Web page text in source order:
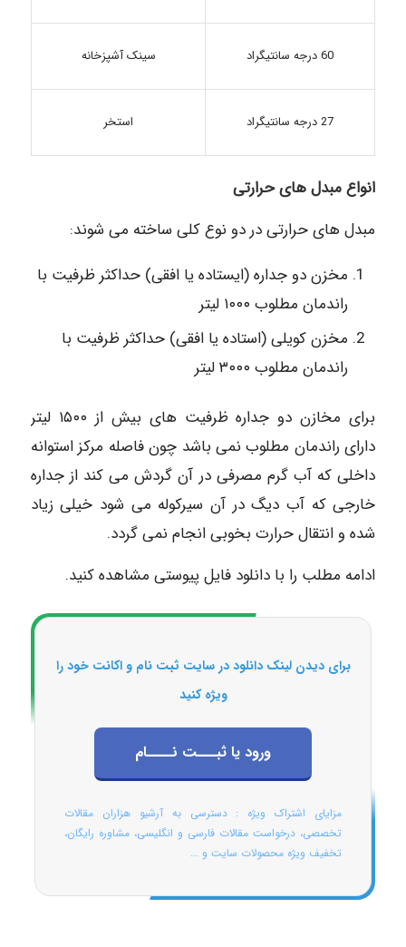
60 درجه سانتیگراد سینک آشپزخانه
27 درجه سانتیگراد استخر
انواع مبدل های حرارتی
مبدل های حرارتی در دو نوع کلی ساخته می شوند:
مخزن دو جداره (ایستاده یا افقی) حداکثر ظرفیت با
راندمان مطلوب ۱۰۰۰ لیتر
مخزن کویلی (استاده یا افقی) حداکثر ظرفیت با
راندمان مطلوب ۳۰۰۰ لیتر
برای مخازن دو جداره ظرفیت های بیش از ۱۵۰۰ لیتر
دارای راندمان مطلوب نمی باشد چون فاصله مرکز استوانه
داخلی که آب گرم مصرفی در آن گردش می کند از جداره
خارجی که آب دیگ در آن سیرکوله می شود خیلی زیاد
شده و انتقال حرارت بخوبی انجام نمی گردد.
ادامه مطلب را با دانلود فایل پیوستی مشاهده کنید.
برای دیدن لینک دانلود در سایت ثبت نام و اکانت خود را
ویژه کنید
ورود یا ثبـــت نــــام
مزایای اشتراک ویژه : دسترسی به آرشیو هزاران مقالات
تخصصی، درخواست مقالات فارسی و انگلیسی، مشاوره رایگان،
تخفیف ویژه محصولات سایت و ...